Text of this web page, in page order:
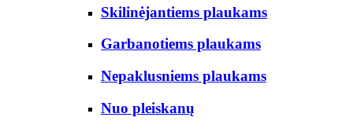
Skilinėjantiems plaukams
Garbanotiems plaukams
Nepaklusniems plaukams
Nuo pleiskanų